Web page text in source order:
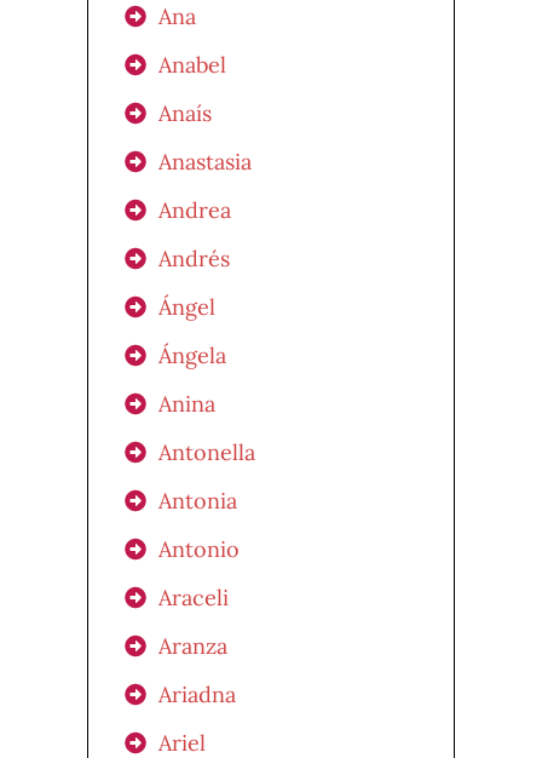
Ana
Anabel
Anaís
Anastasia
Andrea
Andrés
Ángel
Ángela
Anina
Antonella
Antonia
Antonio
Araceli
Aranza
Ariadna
Ariel